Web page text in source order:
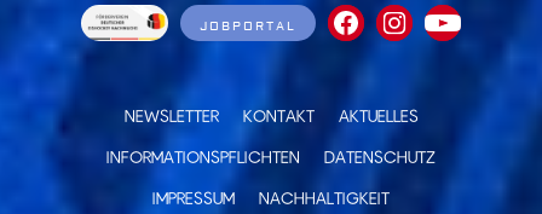
JOBPORTAL
NEWSLETTER KONTAKT
AKTUELLES
INFORMATIONSPFLICHTEN
DATENSCHUTZ
IMPRESSUM
NACHHALTIGKEIT